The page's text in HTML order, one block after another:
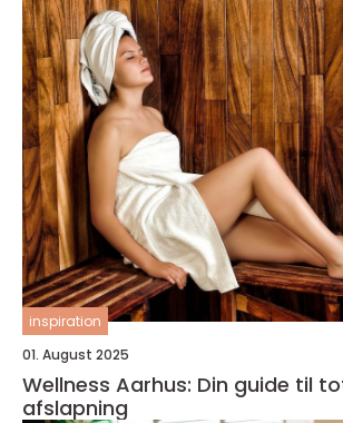
inspiration
01. August 2025
Wellness Aarhus: Din guide til
afslapning